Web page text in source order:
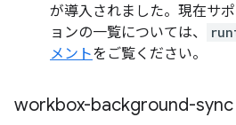
が導入されました。現在サ
ョンの一覧については、
メントをご覧ください。
workbox-background-sync